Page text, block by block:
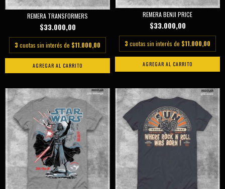
REMERA TRANSFORMERS
$33.000,00
3 cuotas sin interés de $11.000,00
AGREGAR AL CARRITO
REMERA BENJI PRICE
$33.000,00
3 cuotas sin interés de $11.000,00
AGREGAR AL CARRITO